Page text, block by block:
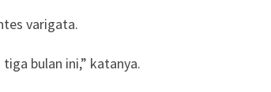
varigata.
bulan ini,” katanya.